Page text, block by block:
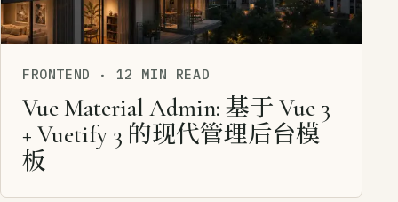
FRONTEND · 12 MIN READ
Vue Material Admin: 基于 Vue 3
+ Vuetify 3 的现代管理后台模
板